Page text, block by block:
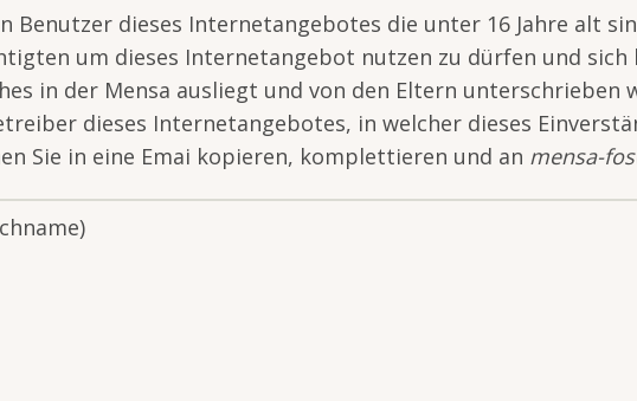
Benutzer dieses Internetangebotes die unter 16 Jahre alt
um dieses Internetangebot nutzen zu dürfen und
in der Mensa ausliegt und von den Eltern
dieses Internetangebotes, in welcher dieses
Sie in eine Emai kopieren, komplettieren und an mensa-